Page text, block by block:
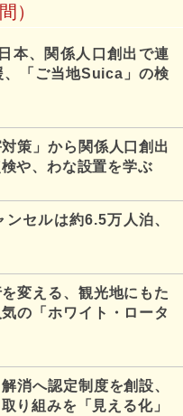
）
本、関係人口創出で連
「ご当地Suica」の検
策」から関係人口創出
や、わな設置を学ぶ
セルは約6.5万人泊、
変える、観光地にもた
の「ホワイト・ロータ
消へ認定制度を創設、
り組みを「見える化」